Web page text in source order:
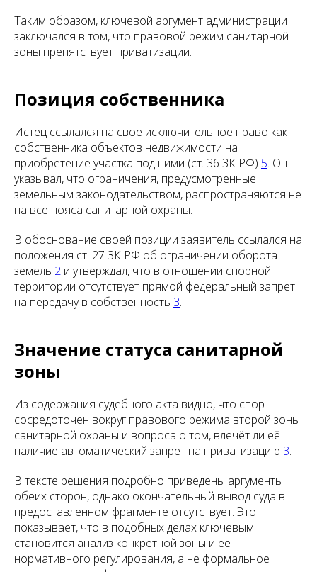
Таким образом, ключевой аргумент администрации
заключался в том, что правовой режим санитарной
зоны препятствует приватизации.
Позиция собственника
Истец ссылался на своё исключительное право как
собственника объектов недвижимости на
приобретение участка под ними (ст. 36 ЗК РФ) 5. Он
указывал, что ограничения, предусмотренные
земельным законодательством, распространяются не
на все пояса санитарной охраны.
В обоснование своей позиции заявитель ссылался на
положения ст. 27 ЗК РФ об ограничении оборота
земель 2 и утверждал, что в отношении спорной
территории отсутствует прямой федеральный запрет
на передачу в собственность 3.
Значение статуса санитарной
зоны
Из содержания судебного акта видно, что спор
сосредоточен вокруг правового режима второй зоны
санитарной охраны и вопроса о том, влечёт ли её
наличие автоматический запрет на приватизацию 3.
В тексте решения подробно приведены аргументы
обеих сторон, однако окончательный вывод суда в
предоставленном фрагменте отсутствует. Это
показывает, что в подобных делах ключевым
становится анализ конкретной зоны и её
нормативного регулирования, а не формальное